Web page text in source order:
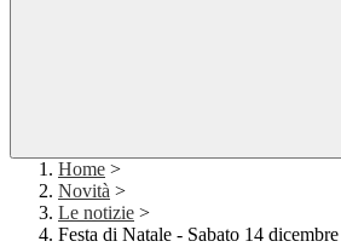
Home >
Novità >
Le notizie >
Festa di Natale - Sabato 14 dicembre